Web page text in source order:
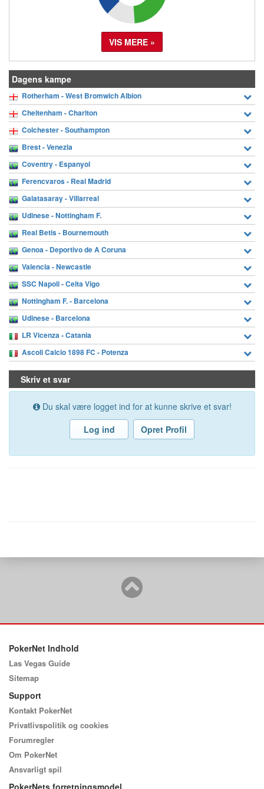
VIS MERE »
Dagens kampe
Rotherham - West Bromwich Albion
Cheltenham - Charlton
Colchester - Southampton
Brest - Venezia
Coventry - Espanyol
Ferencvaros - Real Madrid
Galatasaray - Villarreal
Udinese - Nottingham F.
Real Betis - Bournemouth
Genoa - Deportivo de A Coruna
Valencia - Newcastle
SSC Napoli - Celta Vigo
Nottingham F. - Barcelona
Udinese - Barcelona
LR Vicenza - Catania
Ascoli Calcio 1898 FC - Potenza
Skriv et svar
Du skal være logget ind for at kunne skrive et svar!
Log ind
Opret Profil
PokerNet Indhold
Las Vegas Guide
Sitemap
Support
Kontakt PokerNet
Privatlivspolitik og cookies
Forumregler
Om PokerNet
Ansvarligt spil
PokerNets forretningsmodel